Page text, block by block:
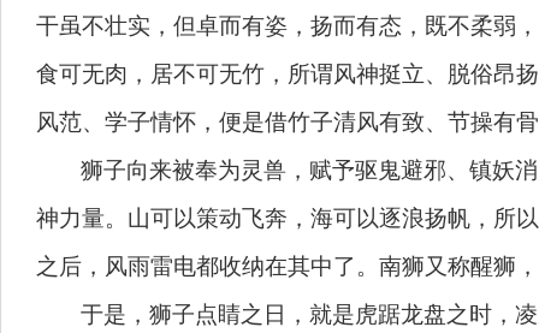
干虽不壮实，但卓而有姿，扬而有态，既不柔弱
食可无肉，居不可无竹，所谓风神挺立、脱俗昂
风范、学子情怀，便是借竹子清风有致、节操
狮子向来被奉为灵兽，赋予驱鬼避邪、镇妖
神力量。山可以策动飞奔，海可以逐浪扬帆，所
之后，风雨雷电都收纳在其中了。南狮又称醒
于是，狮子点睛之日，就是虎踞龙盘之时，